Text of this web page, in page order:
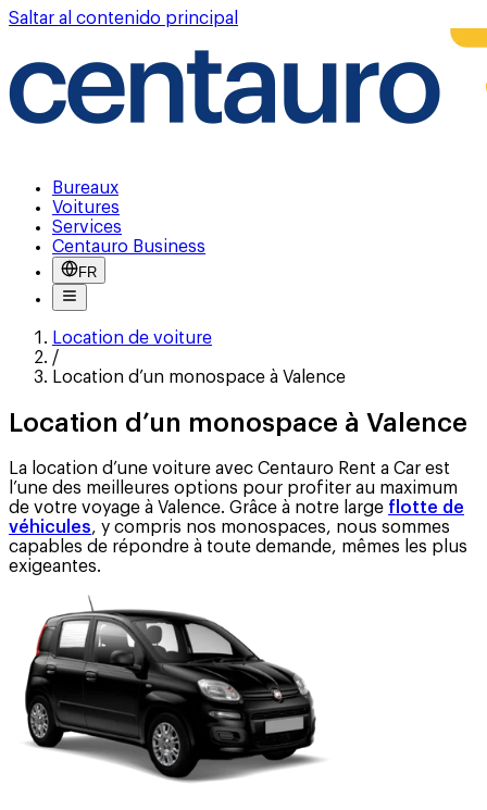
Saltar al contenido principal
Bureaux
Voitures
Services
Centauro Business
FR
Location de voiture
/
Location d’un monospace à Valence
Location d’un monospace à Valence
La location d’une voiture avec Centauro Rent a Car est
l’une des meilleures options pour profiter au maximum
de votre voyage à Valence. Grâce à notre large flotte de
véhicules, y compris nos monospaces, nous sommes
capables de répondre à toute demande, mêmes les plus
exigeantes.